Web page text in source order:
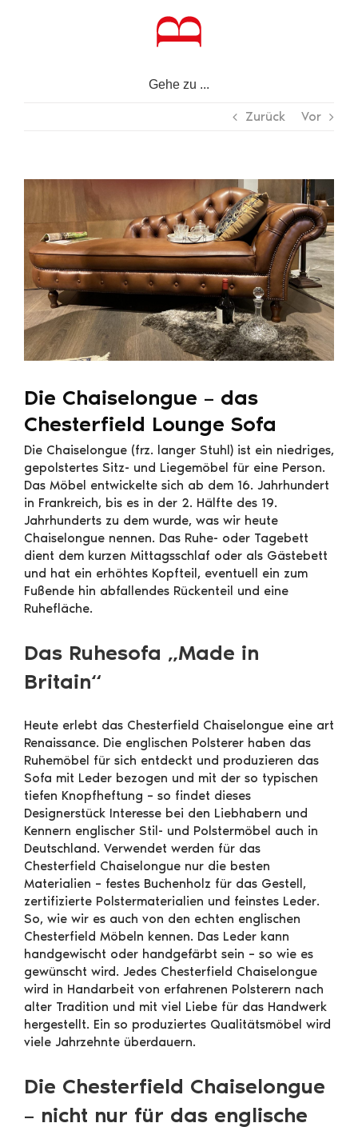
Gehe zu ...
Zurück Vor
Zeige
Bild
Die Chaiselongue – das
Chesterfield Lounge Sofa
Die Chaiselongue (frz. langer Stuhl) ist ein niedriges,
gepolstertes Sitz- und Liegemöbel für eine Person.
Das Möbel entwickelte sich ab dem 16. Jahrhundert
in Frankreich, bis es in der 2. Hälfte des 19.
Jahrhunderts zu dem wurde, was wir heute
Chaiselongue nennen. Das Ruhe- oder Tagebett
dient dem kurzen Mittagsschlaf oder als Gästebett
und hat ein erhöhtes Kopfteil, eventuell ein zum
Fußende hin abfallendes Rückenteil und eine
Ruhefläche.
Das Ruhesofa „Made in
Britain“
Heute erlebt das Chesterfield Chaiselongue eine art
Renaissance. Die englischen Polsterer haben das
Ruhemöbel für sich entdeckt und produzieren das
Sofa mit Leder bezogen und mit der so typischen
tiefen Knopfheftung – so findet dieses
Designerstück Interesse bei den Liebhabern und
Kennern englischer Stil- und Polstermöbel auch in
Deutschland. Verwendet werden für das
Chesterfield Chaiselongue nur die besten
Materialien – festes Buchenholz für das Gestell,
zertifizierte Polstermaterialien und feinstes Leder.
So, wie wir es auch von den echten englischen
Chesterfield Möbeln kennen. Das Leder kann
handgewischt oder handgefärbt sein – so wie es
gewünscht wird. Jedes Chesterfield Chaiselongue
wird in Handarbeit von erfahrenen Polsterern nach
alter Tradition und mit viel Liebe für das Handwerk
hergestellt. Ein so produziertes Qualitätsmöbel wird
viele Jahrzehnte überdauern.
Die Chesterfield Chaiselongue
– nicht nur für das englische